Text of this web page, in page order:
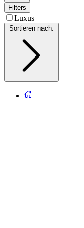
Filters
Luxus
Sortieren nach